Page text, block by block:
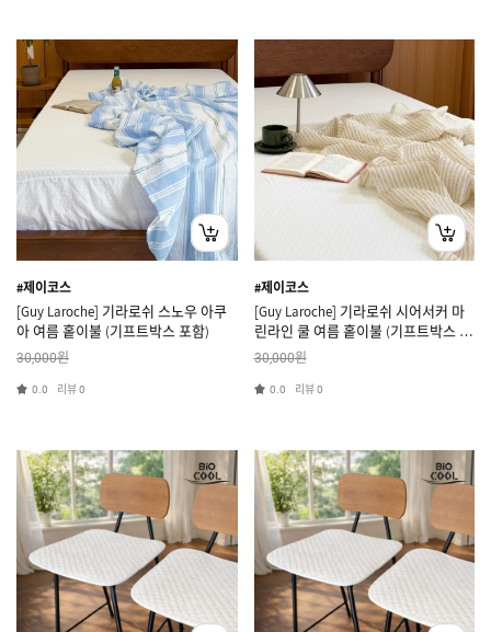
#제이코스
[Guy Laroche] 기라로쉬 스노우 아쿠
아 여름 홑이불 (기프트박스 포함)
30,000원
0.0 리뷰0
#제이코스
[Guy Laroche] 기라로쉬 시어서커 마
린라인 쿨 여름 홑이불 (기프트박스 포
함)
30,000원
0.0 리뷰0